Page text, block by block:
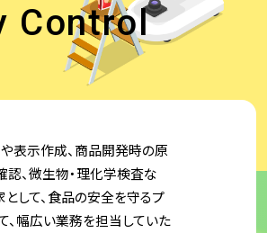
Control
表示作成、商品開発時の原
認、微生物・理化学検査な
して、食品の安全を守るプ
、幅広い業務を担当していた